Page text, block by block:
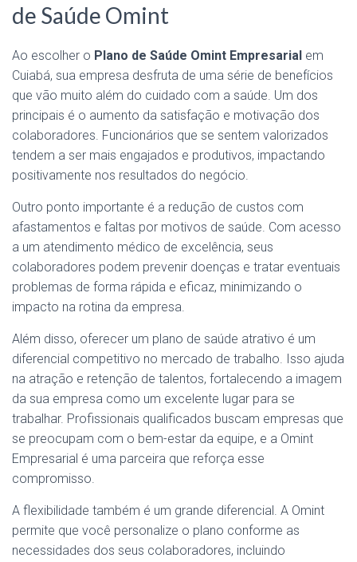
de Saúde Omint
Ao escolher o Plano de Saúde Omint Empresarial em
Cuiabá, sua empresa desfruta de uma série de benefícios
que vão muito além do cuidado com a saúde. Um dos
principais é o aumento da satisfação e motivação dos
colaboradores. Funcionários que se sentem valorizados
tendem a ser mais engajados e produtivos, impactando
positivamente nos resultados do negócio.
Outro ponto importante é a redução de custos com
afastamentos e faltas por motivos de saúde. Com acesso
a um atendimento médico de excelência, seus
colaboradores podem prevenir doenças e tratar eventuais
problemas de forma rápida e eficaz, minimizando o
impacto na rotina da empresa.
Além disso, oferecer um plano de saúde atrativo é um
diferencial competitivo no mercado de trabalho. Isso ajuda
na atração e retenção de talentos, fortalecendo a imagem
da sua empresa como um excelente lugar para se
trabalhar. Profissionais qualificados buscam empresas que
se preocupam com o bem-estar da equipe, e a Omint
Empresarial é uma parceira que reforça esse
compromisso.
A flexibilidade também é um grande diferencial. A Omint
permite que você personalize o plano conforme as
necessidades dos seus colaboradores, incluindo